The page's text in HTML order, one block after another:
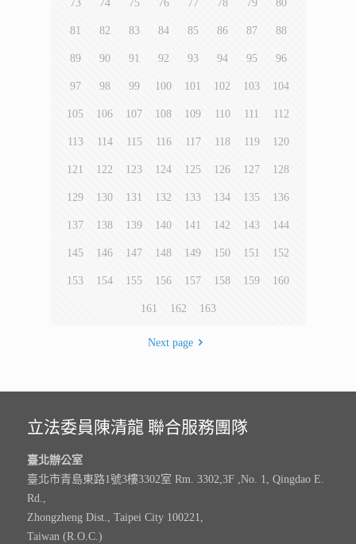
73 74 75 76 77 78 79 80
81 82 83 84 85 86 87 88
89 90 91 92 93 94 95 96
97 98 99 100 101 102 103 104
105 106 107 108 109 110 111 112
113 114 115 116 117 118 119 120
121 122 123 124 125 126 127 128
129 130 131 132 133 134 135 136
137 138 139 140 141 142 143 144
145 146 147 148 149 150 151 152
153 154 155 156 157 158 159 160
161 162 163
Next page
立法委員陳清龍 聯合服務團隊
臺北辦公室
臺北市青島東路1號3樓3302室 Rm. 3302,3F ,No. 1, Qingdao E.
Rd.,
Zhongzheng Dist., Taipei City 100221,
Taiwan (R.O.C.)